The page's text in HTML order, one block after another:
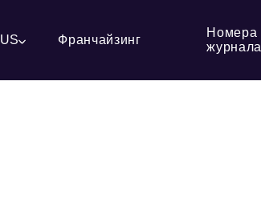
Франчайзинг
Номера
журнала